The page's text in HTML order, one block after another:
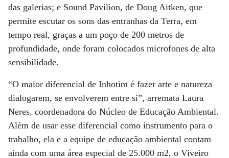
das galerias; e Sound Pavilion, de Doug Aitken, que
permite escutar os sons das entranhas da Terra, em
tempo real, graças a um poço de 200 metros de
profundidade, onde foram colocados microfones de alta
sensibilidade.
“O maior diferencial de Inhotim é fazer arte e natureza
dialogarem, se envolverem entre si”, arremata Laura
Neres, coordenadora do Núcleo de Educação Ambiental.
Além de usar esse diferencial como instrumento para o
trabalho, ela e a equipe de educação ambiental contam
ainda com uma área especial de 25.000 m2, o Viveiro